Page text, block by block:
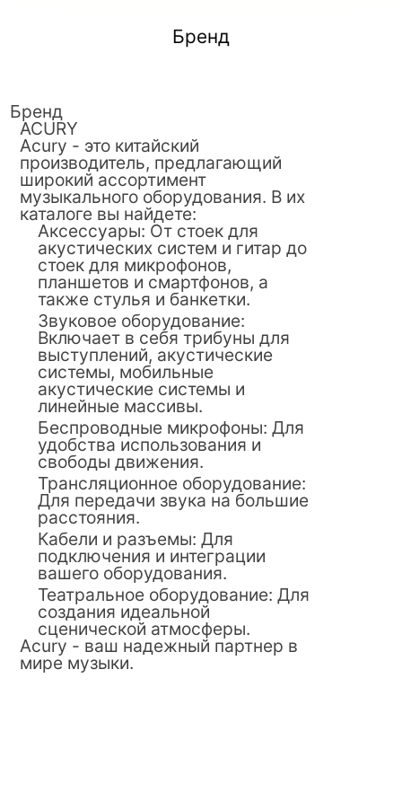
Бренд
Бренд
ACURY
Acury - это китайский
производитель, предлагающий
широкий ассортимент
музыкального оборудования. В их
каталоге вы найдете:
Аксессуары: От стоек для
акустических систем и гитар до
стоек для микрофонов,
планшетов и смартфонов, а
также стулья и банкетки.
Звуковое оборудование:
Включает в себя трибуны для
выступлений, акустические
системы, мобильные
акустические системы и
линейные массивы.
Беспроводные микрофоны: Для
удобства использования и
свободы движения.
Трансляционное оборудование:
Для передачи звука на большие
расстояния.
Кабели и разъемы: Для
подключения и интеграции
вашего оборудования.
Театральное оборудование: Для
создания идеальной
сценической атмосферы.
Acury - ваш надежный партнер в
мире музыки.